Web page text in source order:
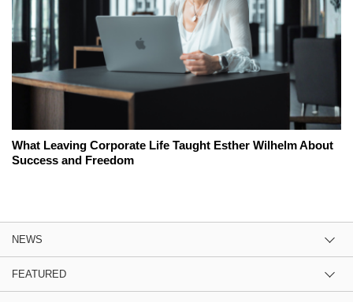
What Leaving Corporate Life Taught Esther Wilhelm About
Success and Freedom
NEWS
FEATURED